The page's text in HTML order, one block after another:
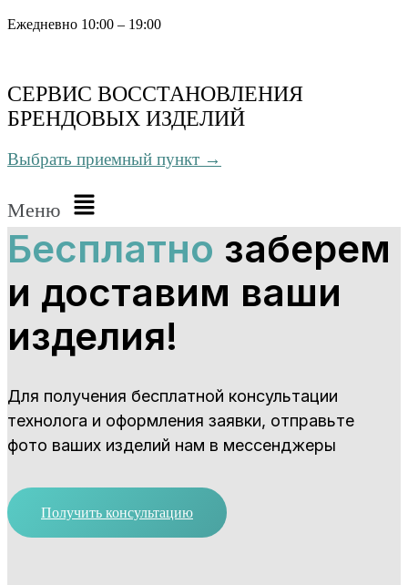
Ежедневно 10:00 – 19:00
СЕРВИС ВОССТАНОВЛЕНИЯ
БРЕНДОВЫХ ИЗДЕЛИЙ
Выбрать приемный пункт →
Меню
Бесплатно заберем
и доставим ваши
изделия!
Для получения бесплатной консультации
технолога и оформления заявки, отправьте
фото ваших изделий нам в мессенджеры
Получить консультацию